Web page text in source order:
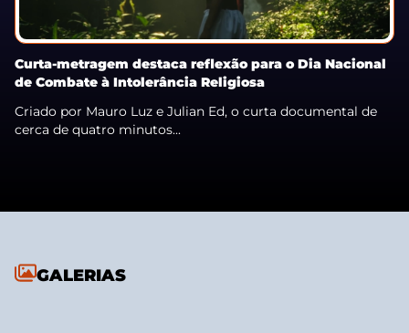
Curta-metragem destaca reflexão para o Dia Nacional
de Combate à Intolerância Religiosa
Criado por Mauro Luz e Julian Ed, o curta documental de
cerca de quatro minutos...
GALERIAS